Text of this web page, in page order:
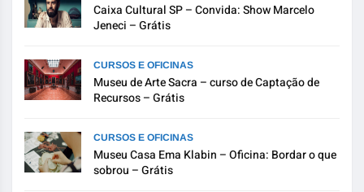
Caixa Cultural SP – Convida: Show Marcelo
Jeneci – Grátis
CURSOS E OFICINAS
Museu de Arte Sacra – curso de Captação de
Recursos – Grátis
CURSOS E OFICINAS
Museu Casa Ema Klabin – Oficina: Bordar o que
sobrou – Grátis